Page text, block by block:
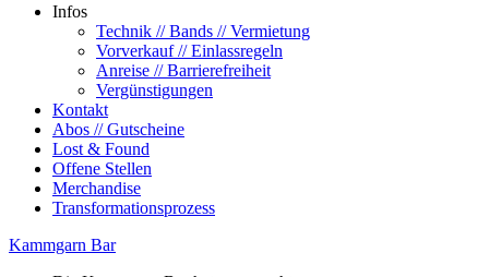
Infos
Technik // Bands // Vermietung
Vorverkauf // Einlassregeln
Anreise // Barrierefreiheit
Vergünstigungen
Kontakt
Abos // Gutscheine
Lost & Found
Offene Stellen
Merchandise
Transformationsprozess
Kammgarn Bar